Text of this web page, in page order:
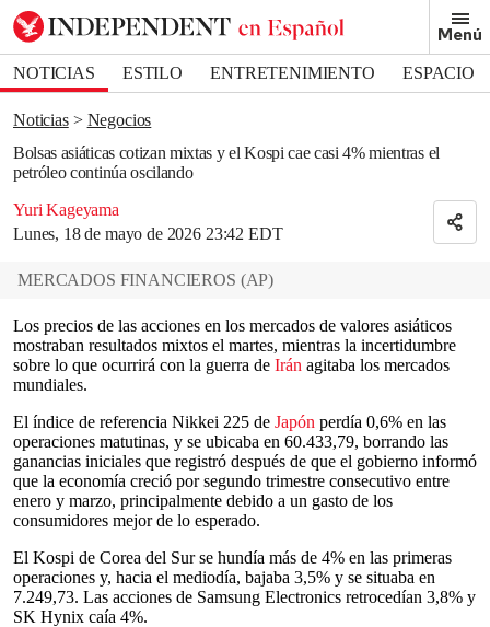
Menú
NOTICIAS ESTILO ENTRETENIMIENTO
ESPACIO
DEPORTES
Noticias
Negocios
Bolsas asiáticas cotizan mixtas y el Kospi cae casi 4% mientras el
petróleo continúa oscilando
Yuri Kageyama
Lunes, 18 de mayo de 2026 23:42 EDT
Bookmark popover
Removed from bookmarks
Close popover
MERCADOS FINANCIEROS (AP)
Los precios de las acciones en los mercados de valores asiáticos
mostraban resultados mixtos el martes, mientras la incertidumbre
sobre lo que ocurrirá con la guerra de Irán agitaba los mercados
mundiales.
El índice de referencia Nikkei 225 de Japón perdía 0,6% en las
operaciones matutinas, y se ubicaba en 60.433,79, borrando las
ganancias iniciales que registró después de que el gobierno informó
que la economía creció por segundo trimestre consecutivo entre
enero y marzo, principalmente debido a un gasto de los
consumidores mejor de lo esperado.
El Kospi de Corea del Sur se hundía más de 4% en las primeras
operaciones y, hacia el mediodía, bajaba 3,5% y se situaba en
7.249,73. Las acciones de Samsung Electronics retrocedían 3,8% y
SK Hynix caía 4%.